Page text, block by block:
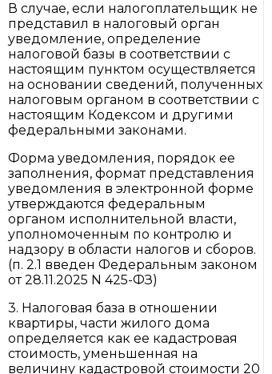
В случае, если налогоплательщик не
представил в налоговый орган
уведомление, определение
налоговой базы в соответствии с
настоящим пунктом осуществляется
на основании сведений, полученных
налоговым органом в соответствии с
настоящим Кодексом и другими
федеральными законами.
Форма уведомления, порядок ее
заполнения, формат представления
уведомления в электронной форме
утверждаются федеральным
органом исполнительной власти,
уполномоченным по контролю и
надзору в области налогов и сборов.
(п. 2.1 введен Федеральным законом
от 28.11.2025 N 425-ФЗ)
3. Налоговая база в отношении
квартиры, части жилого дома
определяется как ее кадастровая
стоимость, уменьшенная на
величину кадастровой стоимости 20